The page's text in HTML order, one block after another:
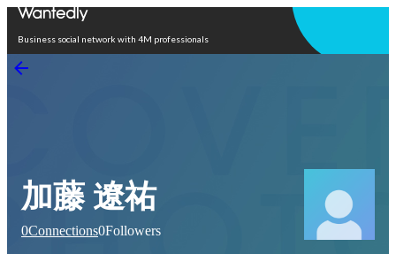
Business social network with 4M professionals
加藤 遼祐
0Connections0Followers